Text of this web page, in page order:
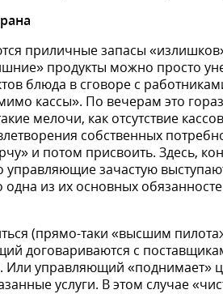
приличные запасы
продук­ты можно просто
блюда в сговоре с
кассы». По вечерам это
мелочи, как отсутствие
собственных
и потом присвоить. Здесь,
управляющие зачастую
одна из их основных
(прямо-таки «высшим
догова­риваются с
управляющий «поднимает»
услуги. В этом случае